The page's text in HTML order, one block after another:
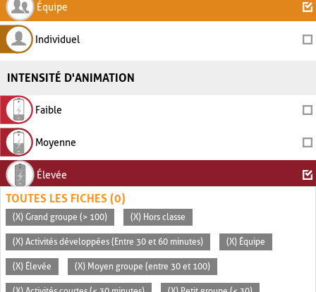
Équipe
Individuel
INTENSITÉ D'ANIMATION
Faible
Moyenne
Élevée
TOUTES LES FICHES (0)
(X) Grand groupe (> 100) (X) Hors classe
(X) Activités développées (Entre 30 et 60 minutes) (X) Équipe
(X) Élevée (X) Moyen groupe (entre 30 et 100)